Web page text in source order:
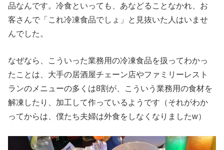
品なんです。冷食といっても、あなどることなかれ、お
客さんで「これ冷凍食品でしょ」と見抜いた人はいませ
んでした。
なぜなら、こういった業務用の冷凍食品を扱ってわかっ
たことは、大手の居酒屋チェーン店やファミリーレスト
ランのメニューの多くは8割が、こういう業務用の食材を
解凍したり、加工して作っているようです（それがわか
ってからは、僕たち夫婦は外食をしなくなりましたw）